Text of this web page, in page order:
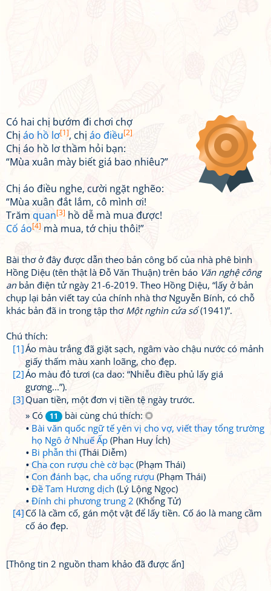
Có hai chị bướm đi chơi chợ
Chị áo hồ lơ[1], chị áo điều[2]
Chị áo hồ lơ thầm hỏi bạn:
“Mùa xuân mày biết giá bao nhiêu?”
Chị áo điều nghe, cười ngặt nghẽo:
“Mùa xuân đắt lắm, cô mình ơi!
Trăm quan[3] hồ dễ mà mua được!
Cố áo[4] mà mua, tớ chịu thôi!”
Bài thơ ở đây được dẫn theo bản công bố của nhà phê bình
Hồng Diệu (tên thật là Đỗ Văn Thuận) trên báo Văn nghệ công
anbản điện tử ngày 21-6-2019. Theo Hồng Diệu, “lấy ở bản
chụp lại bản viết tay của chính nhà thơ Nguyễn Bính, có chỗ
khác bản đã in trong tập thơ Một nghìn cửa sổ(1941)”.
Chú thích:
[1]Áo màu trắng đã giặt sạch, ngâm vào chậu nước có mảnh
giấy thấm màu xanh loãng, cho đẹp.
[2]Áo màu đỏ tươi (ca dao: “Nhiễu điều phủ lấy giá
gương...”).
[3] Quan tiền, một đơn vị tiền tệ ngày trước.
» Có
11
bài cùng chú thích:
Bài văn quốc ngữ tế yên vị cho vợ, viết thay tổng trường
họ Ngô ở Nhuế Ấp (Phan Huy Ích)
Bi phẫn thi (Thái Diễm)
Cha con rượu chè cờ bạc (Phạm Thái)
Con đánh bạc, cha uống rượu (Phạm Thái)
Đề Tam Hương dịch (Lý Lộng Ngọc)
Đính chi phương trung 2 (Khổng Tử)
[4] Cố là cầm cố, gán một vật để lấy tiền. Cố áo là mang cầm
cố áo đẹp.
[Thông tin 2 nguồn tham khảo đã được ẩn]